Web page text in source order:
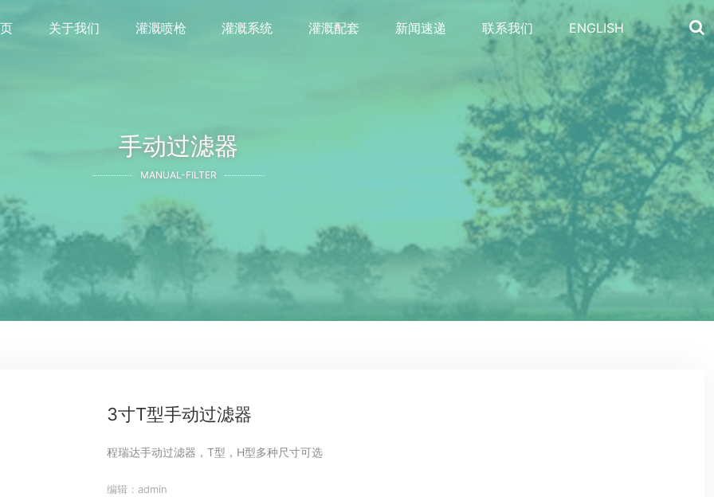
关于我们 灌溉喷枪 灌溉系统 灌溉配套 新闻速递 联系我们 ENGLISH
手动过滤器
MANUAL-FILTER
3寸T型手动过滤器
程瑞达手动过滤器，T型，H型多种尺寸可选
编辑：admin